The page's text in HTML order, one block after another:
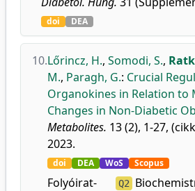
doi DEA
10.Lőrincz, H., Somodi, S.,
M., Paragh, G.: Crucial
Organokines in Relation to
Changes in Non-Diabetic
Metabolites. 13 (2), 1-27,
2023.
doi DEA WoS Scopus
Folyóirat-
Q2